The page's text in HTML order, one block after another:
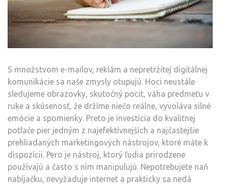
S množstvom e-mailov, reklám a nepretržitej digitálnej
komunikácie sa naše zmysly otupujú. Hoci neustále
sledujeme obrazovky, skutočný pocit, váha predmetu v
ruke a skúsenosť, že držíme niečo reálne, vyvoláva silné
emócie a spomienky. Preto je investícia do kvalitnej
potlače pier jedným z najefektívnejších a najčastejšie
prehliadaných marketingových nástrojov, ktoré máte k
dispozícii. Pero je nástroj, ktorý ľudia prirodzene
používajú a často s ním manipulujú. Nepotrebujete naň
nabíjačku, nevyžaduje internet a prakticky sa nedá